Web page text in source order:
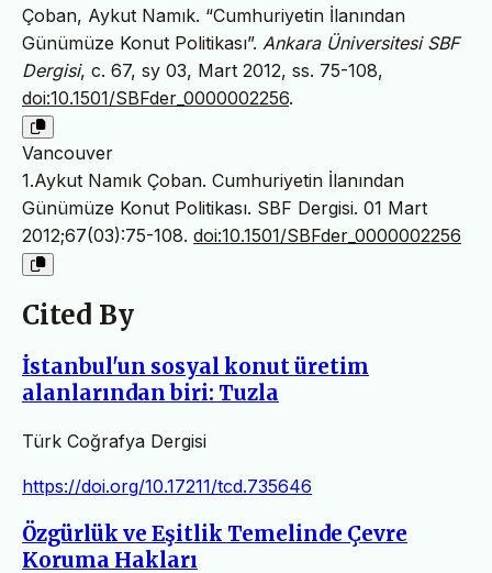
Çoban, Aykut Namık. “Cumhuriyetin İlanından
Günümüze Konut Politikası”. Ankara Üniversitesi SBF
Dergisi, c. 67, sy 03, Mart 2012, ss. 75-108,
doi:10.1501/SBFder_0000002256.
Vancouver
1.Aykut Namık Çoban. Cumhuriyetin İlanından
Günümüze Konut Politikası. SBF Dergisi. 01 Mart
2012;67(03):75-108. doi:10.1501/SBFder_0000002256
Cited By
İstanbul'un sosyal konut üretim
alanlarından biri: Tuzla
Türk Coğrafya Dergisi
https://doi.org/10.17211/tcd.735646
Özgürlük ve Eşitlik Temelinde Çevre
Koruma Hakları